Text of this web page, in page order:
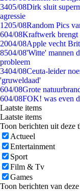
3405/08Dirk sluit
agressie
1205/08Random Pics
604/08Kraftwerk brengt
2004/08Apple vecht
8504/08'Witte' mannen
probleem
3404/08Ceuta-leider
'gruweldaad'
604/08Grote
604/08FOK! was even
Laatste items
Laatste items
Toon berichten uit deze
Actueel
Entertainment
Sport
Film & Tv
Games
Toon berichten van